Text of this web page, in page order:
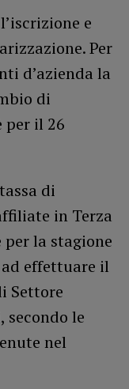
e
Per
d’azienda la
di
per il 26
di
in Terza
per la stagione
effettuare il
Settore
le
nel